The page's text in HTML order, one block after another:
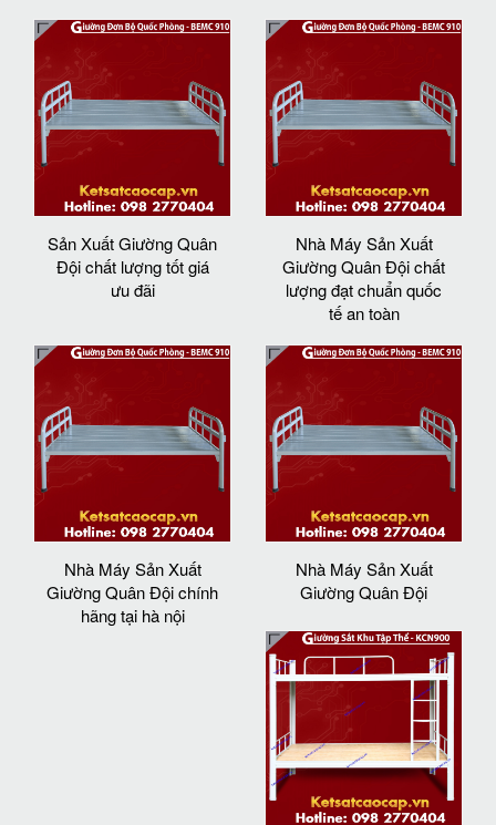
Sản Xuất Giường Quân
Đội chất lượng tốt giá
ưu đãi
Nhà Máy Sản Xuất
Giường Quân Đội chất
lượng đạt chuẩn quốc
tế an toàn
Nhà Máy Sản Xuất
Giường Quân Đội chính
hãng tại hà nội
Nhà Máy Sản Xuất
Giường Quân Đội